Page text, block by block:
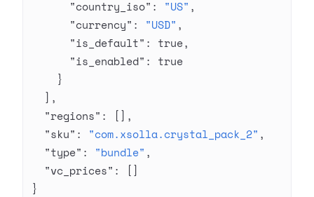
      "country_iso"
: "US" ,
      "currency"
: "USD" ,
      "is_default"
: true,
      "is_enabled"
: true
    }
  ],
  "regions"
: [],
  "sku"
: "com.xsolla.crystal_pack_2" ,
  "type"
: "bundle" ,
  "vc_prices"
: []
}